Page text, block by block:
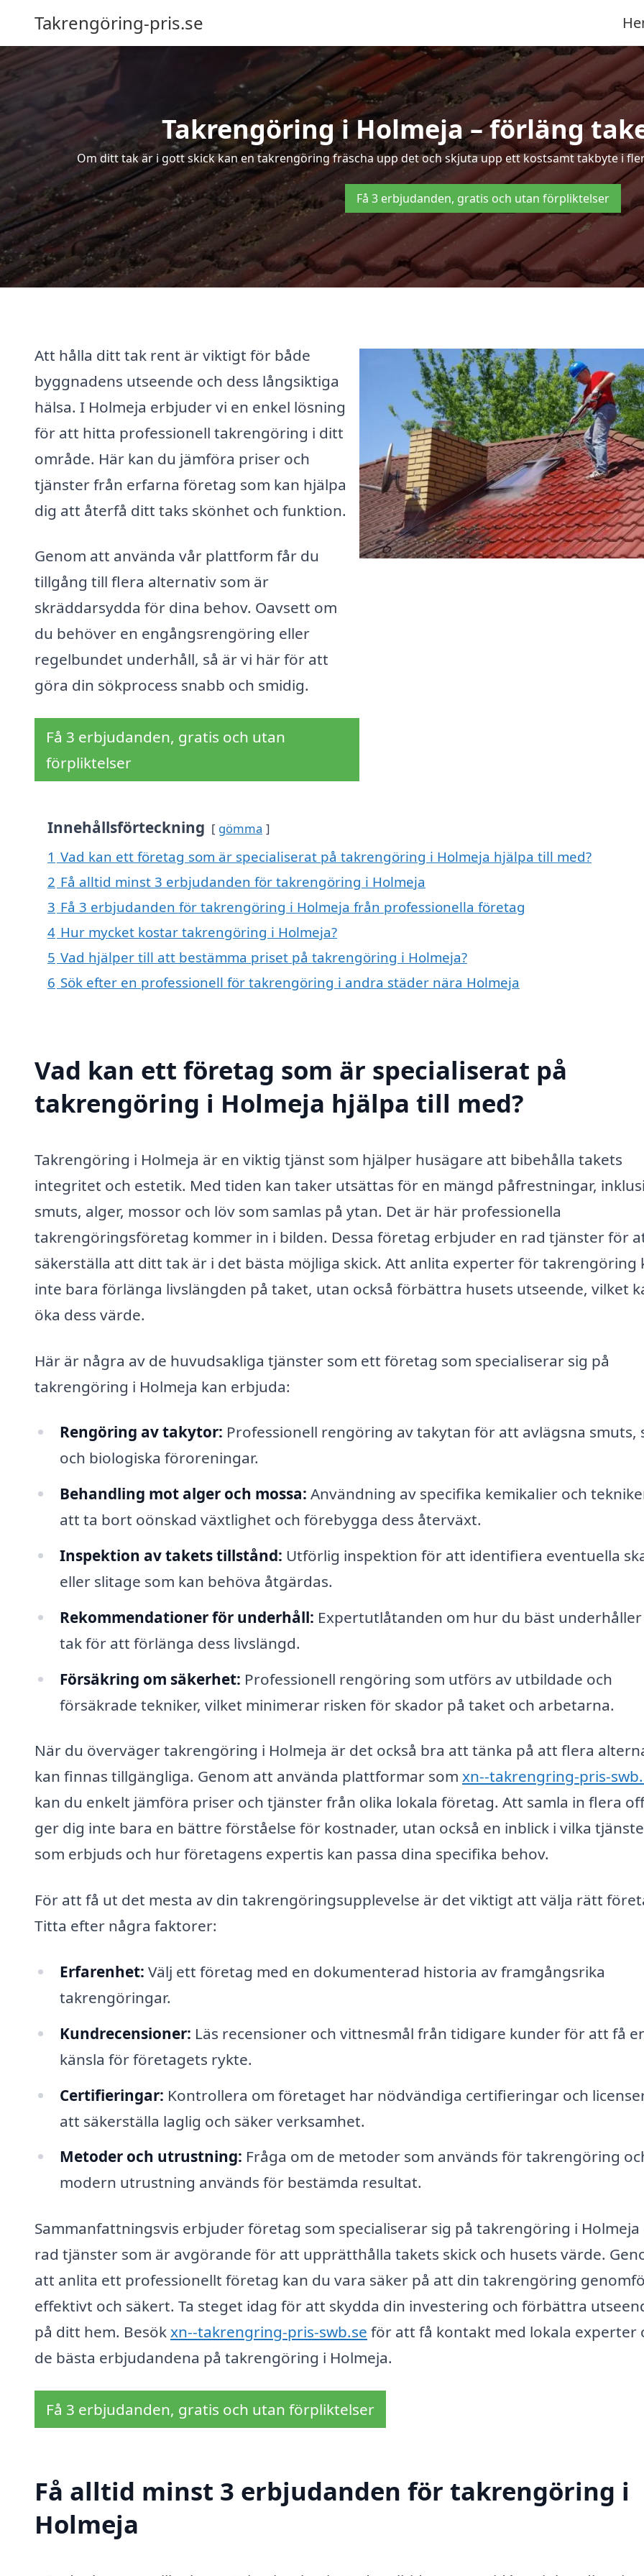
Takrengöring-pris.se
Takrengöring i Holmeja – förläng
Om ditt tak är i gott skick kan en takrengöring fräscha upp det och skjuta upp ett kostsamt takbyte i
Få 3 erbjudanden, gratis och utan förpliktelser
Att hålla ditt tak rent är viktigt för både
byggnadens utseende och dess långsiktiga
hälsa. I Holmeja erbjuder vi en enkel lösning
för att hitta professionell takrengöring i ditt
område. Här kan du jämföra priser och
tjänster från erfarna företag som kan hjälpa
dig att återfå ditt taks skönhet och funktion.
Genom att använda vår plattform får du
tillgång till flera alternativ som är
skräddarsydda för dina behov. Oavsett om
du behöver en engångsrengöring eller
regelbundet underhåll, så är vi här för att
göra din sökprocess snabb och smidig.
Få 3 erbjudanden, gratis och utan
förpliktelser
Innehållsförteckning gömma
1 Vad kan ett företag som är specialiserat på takrengöring i Holmeja hjälpa till med?
2 Få alltid minst 3 erbjudanden för takrengöring i Holmeja
3 Få 3 erbjudanden för takrengöring i Holmeja från professionella företag
4 Hur mycket kostar takrengöring i Holmeja?
5 Vad hjälper till att bestämma priset på takrengöring i Holmeja?
6 Sök efter en professionell för takrengöring i andra städer nära Holmeja
Vad kan ett företag som är specialiserat på
takrengöring i Holmeja hjälpa till med?
Takrengöring i Holmeja är en viktig tjänst som hjälper husägare att bibehålla takets
integritet och estetik. Med tiden kan taker utsättas för en mängd påfrestningar,
smuts, alger, mossor och löv som samlas på ytan. Det är här professionella
takrengöringsföretag kommer in i bilden. Dessa företag erbjuder en rad tjänster för
säkerställa att ditt tak är i det bästa möjliga skick. Att anlita experter för takrengöring
inte bara förlänga livslängden på taket, utan också förbättra husets utseende, vilket
öka dess värde.
Här är några av de huvudsakliga tjänster som ett företag som specialiserar sig på
takrengöring i Holmeja kan erbjuda:
Rengöring av takytor: Professionell rengöring av takytan för att avlägsna smuts,
och biologiska föroreningar.
Behandling mot alger och mossa: Användning av specifika kemikalier och
att ta bort oönskad växtlighet och förebygga dess återväxt.
Inspektion av takets tillstånd: Utförlig inspektion för att identifiera eventuella
eller slitage som kan behöva åtgärdas.
Rekommendationer för underhåll: Expertutlåtanden om hur du bäst
tak för att förlänga dess livslängd.
Försäkring om säkerhet: Professionell rengöring som utförs av utbildade och
försäkrade tekniker, vilket minimerar risken för skador på taket och arbetarna.
När du överväger takrengöring i Holmeja är det också bra att tänka på att flera
kan finnas tillgängliga. Genom att använda plattformar som xn--takrengring-pris-
kan du enkelt jämföra priser och tjänster från olika lokala företag. Att samla in flera
ger dig inte bara en bättre förståelse för kostnader, utan också en inblick i vilka
som erbjuds och hur företagens expertis kan passa dina specifika behov.
För att få ut det mesta av din takrengöringsupplevelse är det viktigt att välja rätt
Titta efter några faktorer:
Erfarenhet: Välj ett företag med en dokumenterad historia av framgångsrika
takrengöringar.
Kundrecensioner: Läs recensioner och vittnesmål från tidigare kunder för att få
känsla för företagets rykte.
Certifieringar: Kontrollera om företaget har nödvändiga certifieringar och
att säkerställa laglig och säker verksamhet.
Metoder och utrustning: Fråga om de metoder som används för takrengöring
modern utrustning används för bestämda resultat.
Sammanfattningsvis erbjuder företag som specialiserar sig på takrengöring i Holmeja
rad tjänster som är avgörande för att upprätthålla takets skick och husets värde.
att anlita ett professionellt företag kan du vara säker på att din takrengöring
effektivt och säkert. Ta steget idag för att skydda din investering och förbättra
på ditt hem. Besökxn--takrengring-pris-swb.se för att få kontakt med lokala experter
de bästa erbjudandena på takrengöring i Holmeja.
Få 3 erbjudanden, gratis och utan förpliktelser
Få alltid minst 3 erbjudanden för takrengöring i
Holmeja